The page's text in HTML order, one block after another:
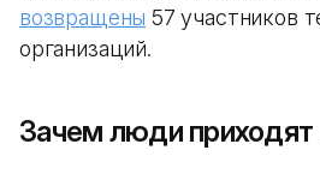
возвращены 57 участников
организаций.
Зачем люди приходят